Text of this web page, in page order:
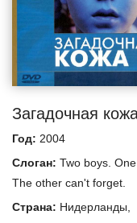
Загадочная
Год: 2004
Слоган: Two boys.
The other can't forget.
Страна: Нидерланды